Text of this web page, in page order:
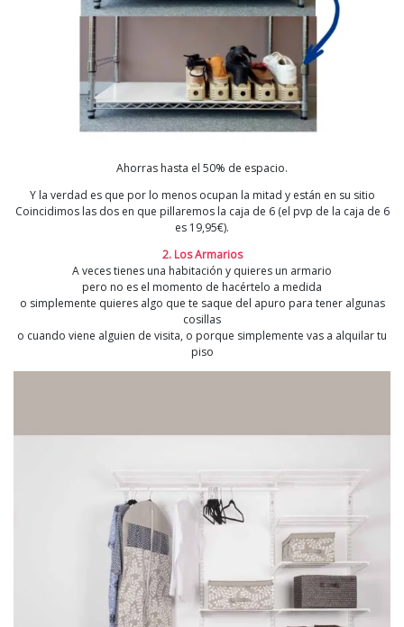
Ahorras hasta el 50% de espacio.
Y la verdad es que por lo menos ocupan la mitad y están en su sitio
Coincidimos las dos en que pillaremos la caja de 6 (el pvp de la caja de 6
es 19,95€).
2. Los Armarios
A veces tienes una habitación y quieres un armario
pero no es el momento de hacértelo a medida
o simplemente quieres algo que te saque del apuro para tener algunas
cosillas
o cuando viene alguien de visita, o porque simplemente vas a alquilar tu
piso